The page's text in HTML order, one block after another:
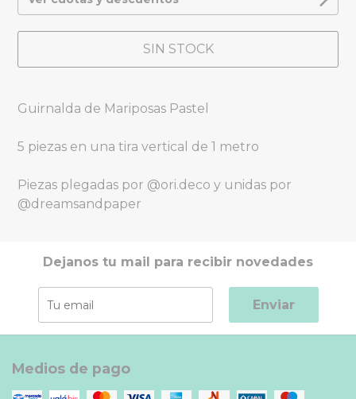
SIN STOCK
Guirnalda de Mariposas Pastel
5 piezas en una tira vertical de 1 metro
Piezas plegadas por @ori.deco y unidas por
@dreamsandpaper
Dejanos tu mail para recibir novedades
Enviar
Medios de pago